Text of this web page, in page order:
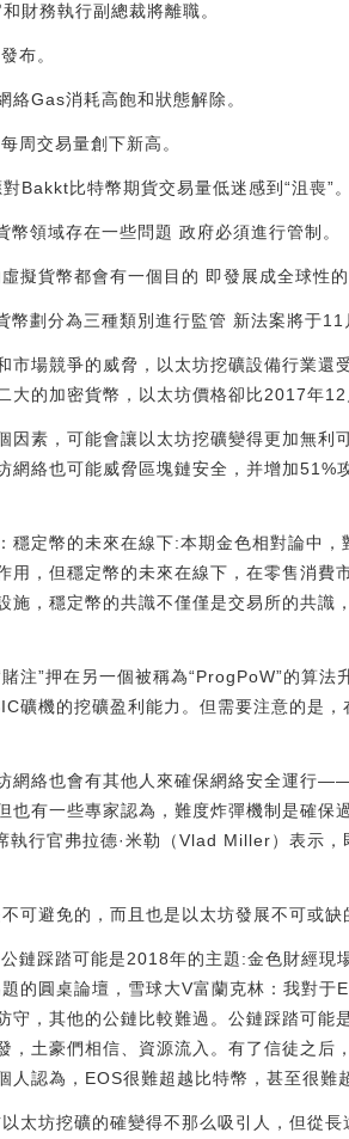
財務執行副總裁將離職。
布。
Gas消耗高飽和狀態解除。
周交易量創下新高。
Bakkt比特幣期貨交易量低迷感到“沮喪”。
領域存在一些問題 政府必須進行管制。
擬貨幣都會有一個目的 即發展成全球性的
幣劃分為三種類別進行監管 新法案將于
市場競爭的威脅，以太坊挖礦設備行業
大的加密貨幣，以太坊價格卻比2017年
因素，可能會讓以太坊挖礦變得更加無
網絡也可能威脅區塊鏈安全，并增加
穩定幣的未來在線下:本期金色相對論中
用，但穩定幣的未來在線下，在零售消
施，穩定幣的共識不僅僅是交易所的共
注”押在另一個被稱為“ProgPoW”的算
礦機的挖礦盈利能力。但需要注意的是
網絡也會有其他人來確保網絡安全運行
也有一些專家認為，難度炸彈機制是確保
行官弗拉德·米勒（Vlad Miller）表示，
可避免的，而且也是以太坊發展不可或缺
鏈踩踏可能是2018年的主題:金色財經現
的圓桌論壇，雪球大V富蘭克林：我對于
守，其他的公鏈比較難過。公鏈踩踏可
，土豪們相信、資源流入。有了信徒之后
人認為，EOS很難超越比特幣，甚至很
太坊挖礦的確變得不那么吸引人，但從